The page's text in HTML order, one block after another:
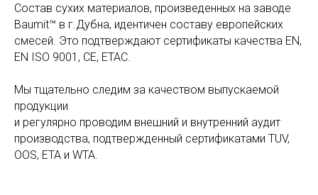
Состав сухих материалов, произведенных на заводе
Baumit™ в г.Дубна, идентичен составу европейских
смесей. Это подтверждают сертификаты качества EN,
EN ISO 9001, CE, ETAC.
Мы тщательно следим за качеством выпускаемой
продукции
и регулярно проводим внешний и внутренний аудит
производства, подтвержденный сертификатами TUV,
OOS, ETA и WTA.